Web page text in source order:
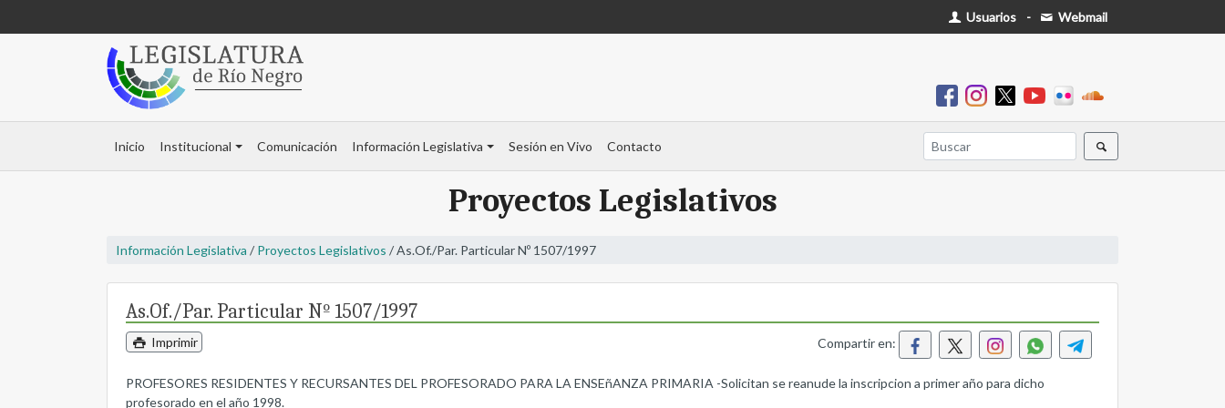
Usuarios - Webmail
Inicio Institucional Comunicación Información Legislativa Sesión en Vivo Contacto
Proyectos Legislativos
Información Legislativa / Proyectos Legislativos / As.Of./Par. Particular Nº 1507/1997
As.Of./Par. Particular Nº 1507/1997
Imprimir Compartir en:
PROFESORES RESIDENTES Y RECURSANTES DEL PROFESORADO PARA LA ENSEñANZA PRIMARIA -Solicitan se reanude la inscripcion a primer año para dicho
profesorado en el año 1998.